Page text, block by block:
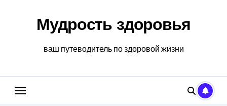
содержаниюМудрость здоровья
ваш путеводитель по здоровой жизни